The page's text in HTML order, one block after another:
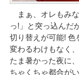
まぁ、オレもみ
っ!」と突っ込んだ
切り替えが可能! 色
変わるわけもなく
たま暑かった夜に
ちゃくちゃ都合が